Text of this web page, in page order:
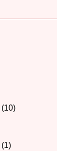
(10)
(1)